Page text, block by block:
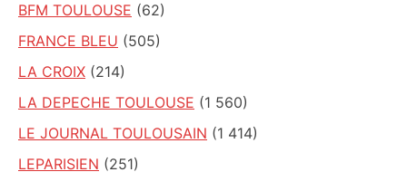
BFM TOULOUSE (62)
FRANCE BLEU (505)
LA CROIX (214)
LA DEPECHE TOULOUSE (1 560)
LE JOURNAL TOULOUSAIN (1 414)
LEPARISIEN (251)